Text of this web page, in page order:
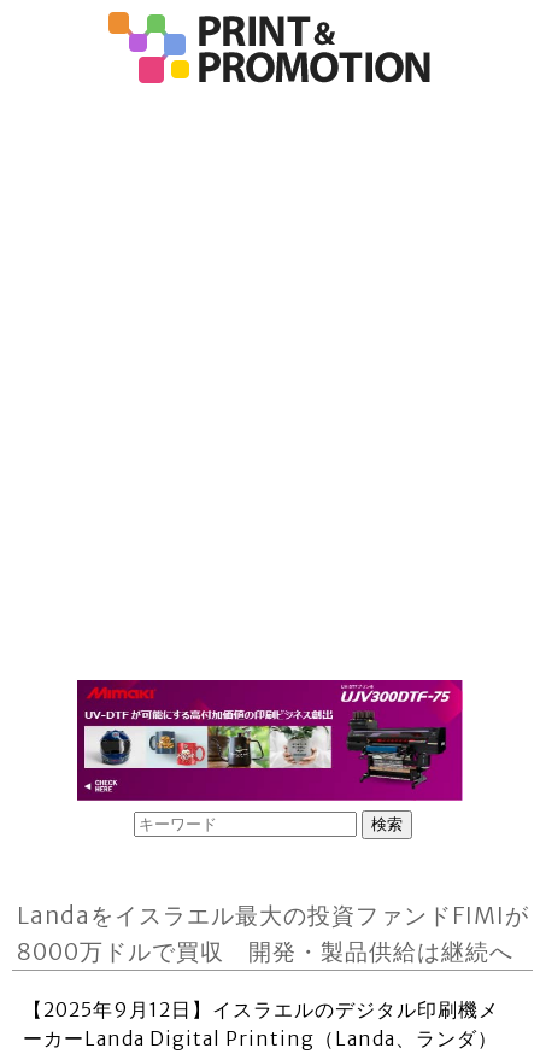
Landaをイスラエル最大の投資ファンドFIMIが
8000万ドルで買収 開発・製品供給は継続へ
【2025年9月12日】イスラエルのデジタル印刷機メ
ーカーLanda Digital Printing（Landa、ランダ）